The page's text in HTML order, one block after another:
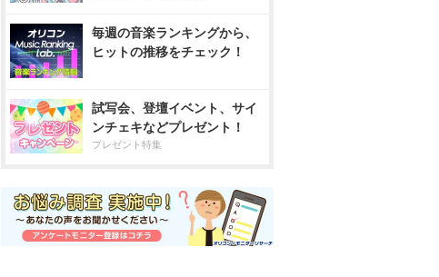
毎週の音楽ランキングから、
ヒットの推移をチェック！
試写会、登壇イベント、サイ
ンチェキなどプレゼント！
プレゼント特集